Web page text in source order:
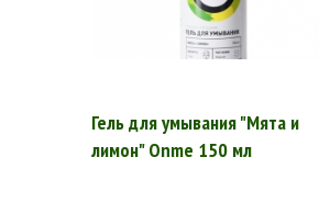
Гель для умывания "Мята и
лимон" Onme 150 мл